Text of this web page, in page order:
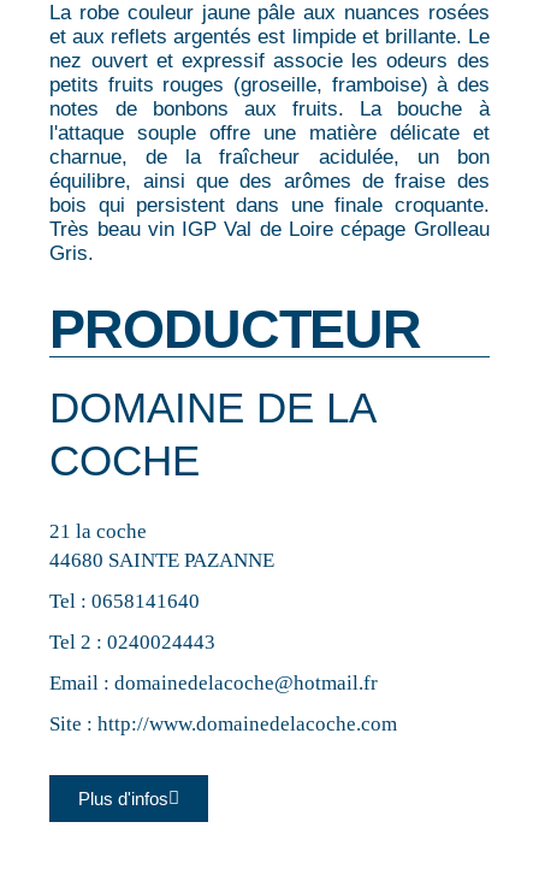
La robe couleur jaune pâle aux nuances rosées
et aux reflets argentés est limpide et brillante. Le
nez ouvert et expressif associe les odeurs des
petits fruits rouges (groseille, framboise) à des
notes de bonbons aux fruits. La bouche à
l'attaque souple offre une matière délicate et
charnue, de la fraîcheur acidulée, un bon
équilibre, ainsi que des arômes de fraise des
bois qui persistent dans une finale croquante.
Très beau vin IGP Val de Loire cépage Grolleau
Gris.
PRODUCTEUR
DOMAINE DE LA
COCHE
21 la coche
44680 SAINTE PAZANNE
Tel :0658141640
Tel 2 :0240024443
Email :domainedelacoche@hotmail.fr
Site :http://www.domainedelacoche.com
Plus d'infos